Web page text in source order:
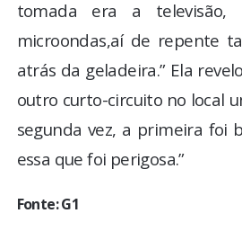
tomada era a
microondas,aí de repente
atrás da geladeira.” Ela
outro curto-circuito no local
segunda vez, a primeira foi
essa que foi perigosa.”
Fonte: G1